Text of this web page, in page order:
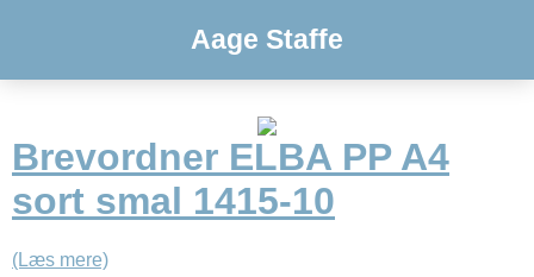
Aage Staffe
Brevordner ELBA PP A4
sort smal 1415-10
(Læs mere)